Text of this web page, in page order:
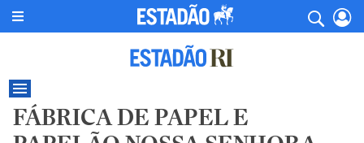
FÁBRICA DE PAPEL E